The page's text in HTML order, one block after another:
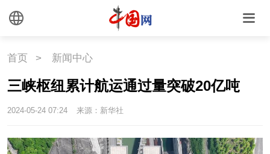
首页 > 新闻中心
三峡枢纽累计航运通过量突破20亿吨
2024-05-24 07:24 来源：新华社